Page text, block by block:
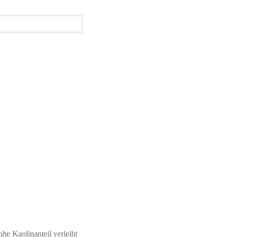
Kaolinanteil verleiht